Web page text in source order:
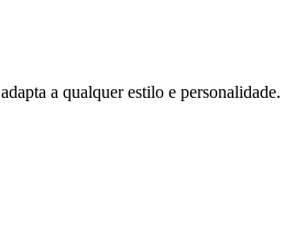
a qualquer estilo e personalidade.